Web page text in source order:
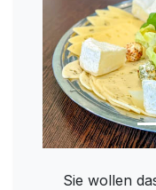
Sie wollen